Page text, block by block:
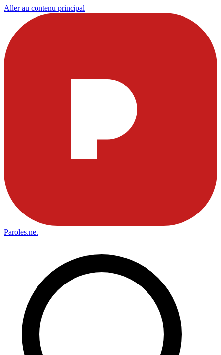
Aller au contenu principal
Paroles.net